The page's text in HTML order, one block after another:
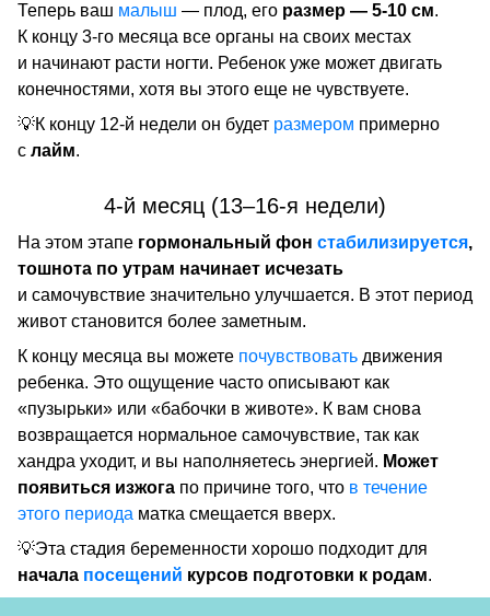
Теперь ваш малыш — плод, его размер — 5-10 см.
К концу 3-го месяца все органы на своих местах
и начинают расти ногти. Ребенок уже может двигать
конечностями, хотя вы этого еще не чувствуете.
💡К концу 12-й недели он будет размером примерно
с лайм.
4-й месяц (13–16-я недели)
На этом этапе гормональный фон стабилизируется,
тошнота по утрам начинает исчезать
и самочувствие значительно улучшается. В этот период
живот становится более заметным.
К концу месяца вы можете почувствовать движения
ребенка. Это ощущение часто описывают как
«пузырьки» или «бабочки в животе». К вам снова
возвращается нормальное самочувствие, так как
хандра уходит, и вы наполняетесь энергией. Может
появиться изжога по причине того, что в течение
этого периода матка смещается вверх.
💡Эта стадия беременности хорошо подходит для
начала посещений курсов подготовки к родам.